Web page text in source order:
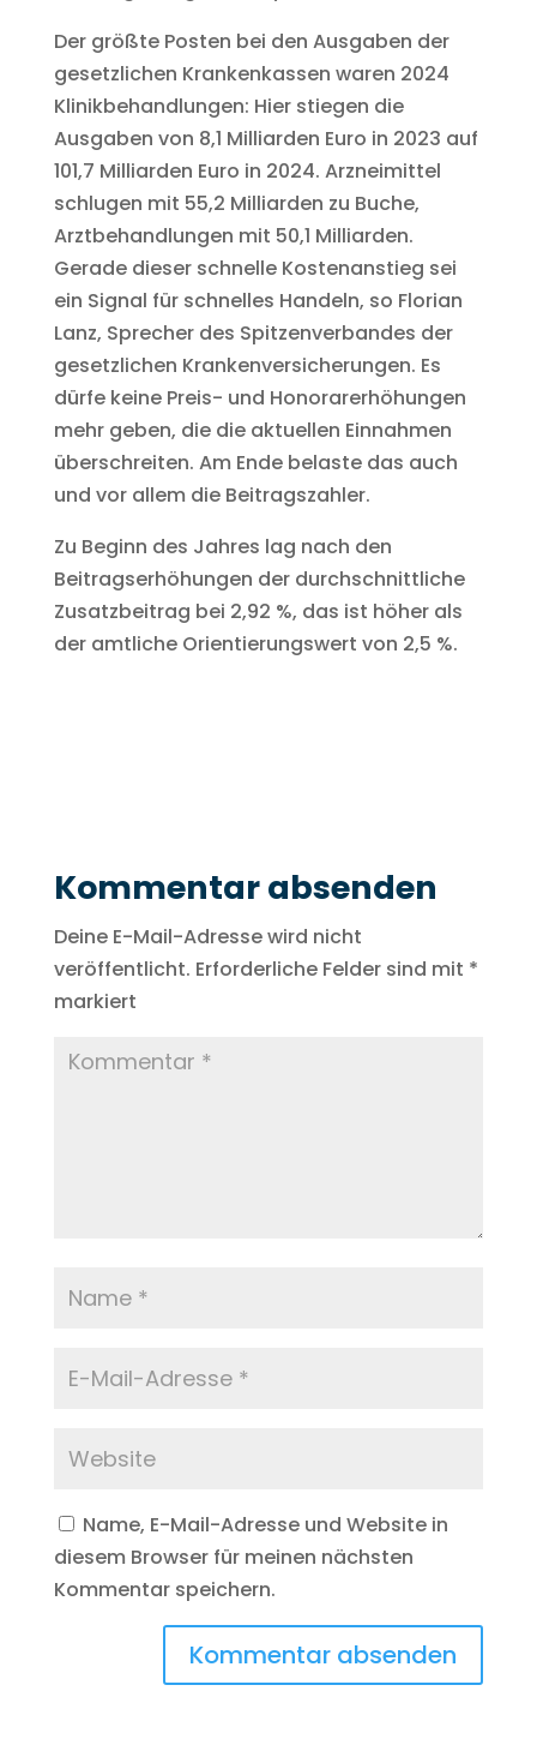
Der größte Posten bei den Ausgaben der
gesetzlichen Krankenkassen waren 2024
Klinikbehandlungen: Hier stiegen die
Ausgaben von 8,1 Milliarden Euro in 2023 auf
101,7 Milliarden Euro in 2024. Arzneimittel
schlugen mit 55,2 Milliarden zu Buche,
Arztbehandlungen mit 50,1 Milliarden.
Gerade dieser schnelle Kostenanstieg sei
ein Signal für schnelles Handeln, so Florian
Lanz, Sprecher des Spitzenverbandes der
gesetzlichen Krankenversicherungen. Es
dürfe keine Preis- und Honorarerhöhungen
mehr geben, die die aktuellen Einnahmen
überschreiten. Am Ende belaste das auch
und vor allem die Beitragszahler.
Zu Beginn des Jahres lag nach den
Beitragserhöhungen der durchschnittliche
Zusatzbeitrag bei 2,92 %, das ist höher als
der amtliche Orientierungswert von 2,5 %.
Kommentar absenden
Deine E-Mail-Adresse wird nicht
veröffentlicht. Erforderliche Felder sind mit *
markiert
Name, E-Mail-Adresse und Website in
diesem Browser für meinen nächsten
Kommentar speichern.